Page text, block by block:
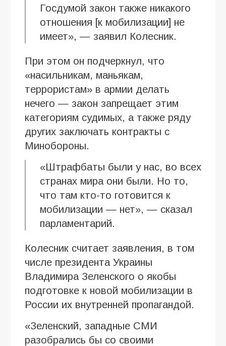
Госдумой закон также никакого
отношения [к мобилизации] не
имеет», — заявил Колесник.
При этом он подчеркнул, что
«насильникам, маньякам,
террористам» в армии делать
нечего — закон запрещает этим
категориям судимых, а также ряду
других заключать контракты с
Минобороны.
«Штрафбаты были у нас, во всех
странах мира они были. Но то,
что там кто-то готовится к
мобилизации — нет», — сказал
парламентарий.
Колесник считает заявления, в том
числе президента Украины
Владимира Зеленского о якобы
подготовке к новой мобилизации в
России их внутренней пропагандой.
«Зеленский, западные СМИ
разобрались бы со своими